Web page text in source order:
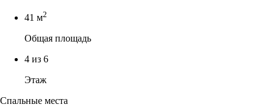
41 м2
Общая площадь
4 из 6
Этаж
Спальные места